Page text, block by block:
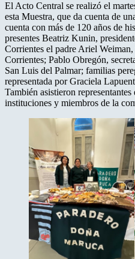
El Acto Central se realizó el
esta Muestra, que da cuenta de
cuenta con más de 120 años de
presentes Beatriz Kunin,
Corrientes el padre Ariel
Corrientes; Pablo Obregón,
San Luis del Palmar; familias
representada por Graciela
También asistieron
instituciones y miembros de la